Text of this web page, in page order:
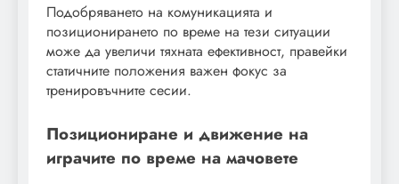
Подобряването на комуникацията и
позиционирането по време на тези ситуации
може да увеличи тяхната ефективност, правейки
статичните положения важен фокус за
тренировъчните сесии.
Позициониране и движение на
играчите по време на мачовете